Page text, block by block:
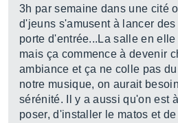
3h par semaine dans une cité
d'jeuns s'amusent à lancer
porte d'entrée...La salle en
mais ça commence à devenir
ambiance et ça ne colle pas
notre musique, on aurait
sérénité. Il y a aussi qu'on est
poser, d'installer le matos et